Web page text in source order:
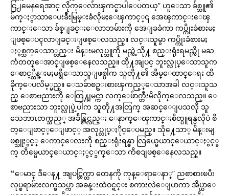
ငြ႕မေနရေအာင္ လိုက္ေလ်ာၾကင္နာပါေပတယ္” ဟူေသာ ခ်စ္သူ၏
မ်က္ႏွာသာေပးခ်ီးမြမ္းခံလိုမႈေၾကာင့္၎ အေၾကာင္းေၾ
ကာင္းေသာ ခ်စ္ျခင္းေလာဘမ်ားကို အေျခခံကာ ကပ္ကိုးခံစားမႈ
ျဖစ္ေပၚလာျခင္းျဖစ္ေလသည္။ လင္းသူမွာ ကပ္ကိုးခံစားမႈ
ႏွစ္သက္ေသာ္လည္း မိန္းမလုပ္သူကို မည္ကဲ့သို႔ စည္းရုံးရမည္ကို မႀ
ကံတတ္ေအာင္ျဖစ္ေနေလသည္။ ထို႔အျပင္ ဘူးလ္လုပ္ေသာသူက
ေစာင့္ထိန္းမႈမရွိေသာသူျဖစ္ပါက သူတို႔၏ အိမ္ေထာင္ေရး ထိ
ခိုက္ေပလိမ့္မည္။ ေသခ်ာစဥ္းစားၾကည့္ေသာအခါ လင္းသူသ
ည္ ေစာဗညားကို ေတြ႔ျမင္ကာ လက္ေဖ်ာက္တီးမိလိုက္ေလသည္။ ေ
စာဗညားသာ ဘူးလ္လုပ္ခဲ့ပါက သူတို႔အတြက္ အဆင္ေျပသလို သူ
သေဘာၤတက္သည့္ အခ်ိန္တြင္လည္း ေနာက္ေၾကာင္းစိတ္ပူရန္မလိုပဲ စိ
တ္ေျဖာင့္ေျဖာင့္ အလုပ္လုပ္ႏိုင္ေပမည္။ သို႔ေသာ္ မိန္းမျ
ဖစ္သူႏွင့္ ေကာင္ေလးကို စည္းရုံးရန္မွာ လြယ္မေယာင္ေယာင္ႏွင့္ခ
က္ တိမ္မေယာင္ေယာင္ႏွင့္ခက္ေသာ ကိစၥျဖစ္ေနေလသည္။
“ေမာင္ ဒီေန႔ အျပင္ထြက္တာ တေနကို ကုန္ေရာေနာ္” ညစာစားၿပီး
လုပ္စရာမ်ားလက္စသပ္ကာ အခန္းထဲဝင္ရင္း စကားလဲေျပာကာ အိပ္ယာေ